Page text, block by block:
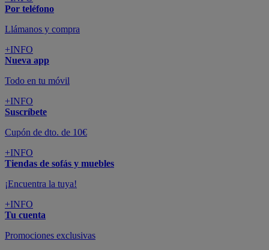
Por teléfono
Llámanos y compra
+INFO
Nueva app
Todo en tu móvil
+INFO
Suscríbete
Cupón de dto. de 10€
+INFO
Tiendas de sofás y muebles
¡Encuentra la tuya!
+INFO
Tu cuenta
Promociones exclusivas